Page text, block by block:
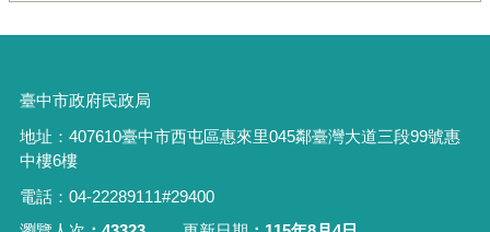
臺中市政府民政局
地址： 407610臺中市西屯區惠來里045鄰臺灣大道三段99號惠
中樓6樓
電話： 04-22289111#29400